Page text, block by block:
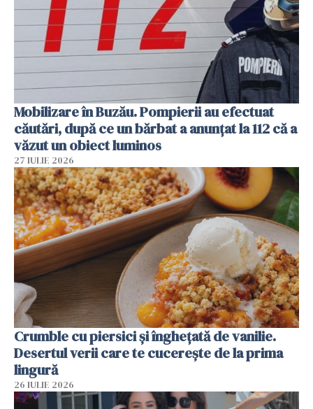
Mobilizare în Buzău. Pompierii au efectuat
căutări, după ce un bărbat a anunțat la 112 că a
văzut un obiect luminos
27 IULIE 2026
Crumble cu piersici și înghețată de vanilie.
Desertul verii care te cucerește de la prima
lingură
26 IULIE 2026